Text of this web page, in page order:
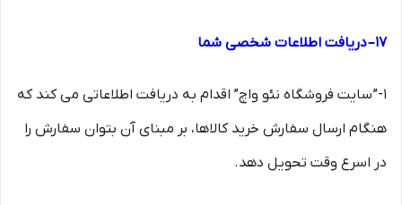
۱۷– دریافت اطلاعات شخصی شما
۱-” سایت فروشگاه نئو واچ” اقدام به دریافت اطلاعاتی می کند که
هنگام ارسال سفارش خرید کالاها، بر مبنای آن بتوان سفارش را
در اسرع وقت تحویل دهد.